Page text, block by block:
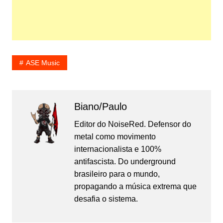
ASE Music
Biano/Paulo
Editor do NoiseRed. Defensor do
metal como movimento
internacionalista e 100%
antifascista. Do underground
brasileiro para o mundo,
propagando a música extrema que
desafia o sistema.